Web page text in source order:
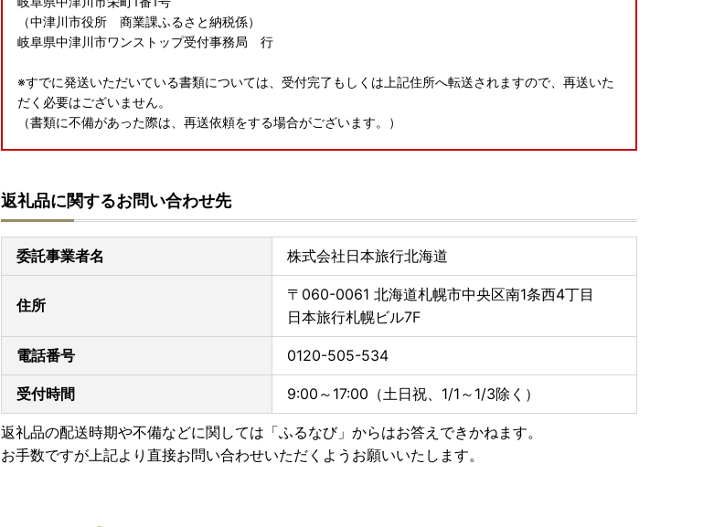
（中津川市役所 商業課ふるさと納税係）
岐阜県中津川市ワンストップ受付事務局 行
※すでに発送いただいている書類については、受付完了もしくは上記住所へ転送されますので、再送いた
だく必要はございません。
（書類に不備があった際は、再送依頼をする場合がございます。）
申し上げます。
【変更後のお問い合わせ先】
メールでのお問い合わせ: ：info_nakatsugawa@nta.co.jp
電話でのお問い合わせ: 0120-505-534
何かご不明な点やご質問がございましたら、お気軽にお問い合わせください。
返礼品に関するお問い合わせ先
委託事業者名 株式会社日本旅行北海道
住所
〒060-0061 北海道札幌市中央区南1条西4丁目
日本旅行札幌ビル7F
電話番号 0120-505-534
受付時間 9:00～17:00（土日祝、1/1～1/3除く）
返礼品の配送時期や不備などに関しては「ふるなび」からはお答えできかねます。
お手数ですが上記より直接お問い合わせいただくようお願いいたします。